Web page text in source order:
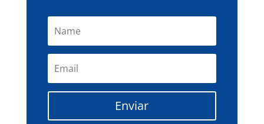
Enviar